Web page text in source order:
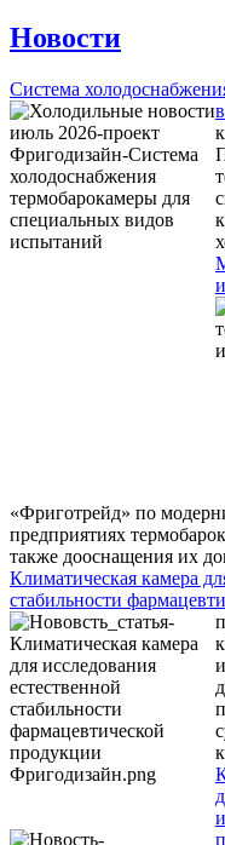
Новости
Система
«Фриготрейд» по
предприятиях
также дооснащения их
Климатическая камера
стабильности